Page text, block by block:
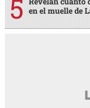
en el muelle de